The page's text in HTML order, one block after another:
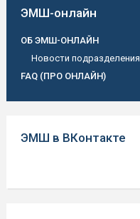
ЭМШ-онлайн
ОБ ЭМШ-ОНЛАЙН
Новости подразделения
FAQ (ПРО ОНЛАЙН)
ЭМШ в ВКонтакте